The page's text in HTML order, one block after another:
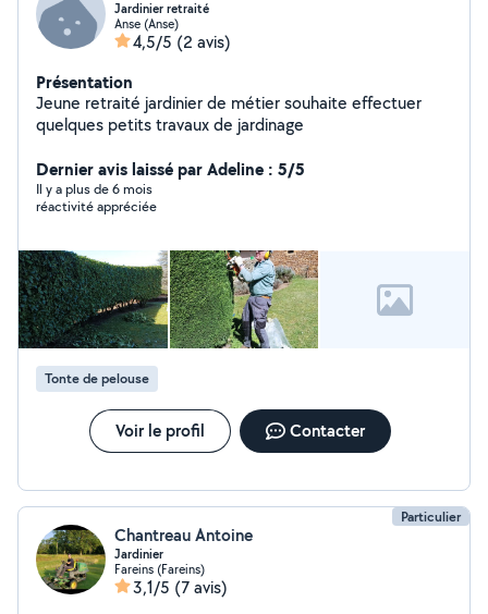
Jardinier retraité
Anse (Anse)
4,5/5 (2 avis)
Présentation
Jeune retraité jardinier de métier souhaite effectuer
quelques petits travaux de jardinage
Dernier avis laissé par Adeline : 5/5
Il y a plus de 6 mois
réactivité appréciée
Tonte de pelouse
Voir le profil Contacter
Particulier
Chantreau Antoine
Jardinier
Fareins (Fareins)
3,1/5 (7 avis)